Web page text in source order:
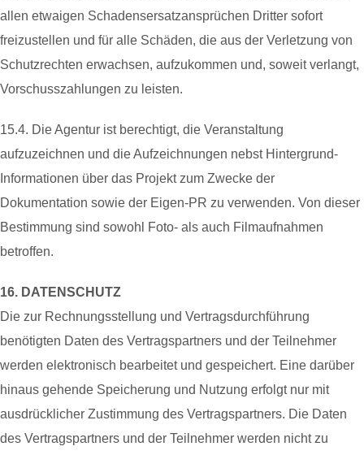
allen etwaigen Schadensersatzansprüchen Dritter sofort
freizustellen und für alle Schäden, die aus der Verletzung von
Schutzrechten erwachsen, aufzukommen und, soweit verlangt,
Vorschusszahlungen zu leisten.
15.4. Die Agentur ist berechtigt, die Veranstaltung
aufzuzeichnen und die Aufzeichnungen nebst Hintergrund-
Informationen über das Projekt zum Zwecke der
Dokumentation sowie der Eigen-PR zu verwenden. Von dieser
Bestimmung sind sowohl Foto- als auch Filmaufnahmen
betroffen.
16. DATENSCHUTZ
Die zur Rechnungsstellung und Vertragsdurchführung
benötigten Daten des Vertragspartners und der Teilnehmer
werden elektronisch bearbeitet und gespeichert. Eine darüber
hinaus gehende Speicherung und Nutzung erfolgt nur mit
ausdrücklicher Zustimmung des Vertragspartners. Die Daten
des Vertragspartners und der Teilnehmer werden nicht zu